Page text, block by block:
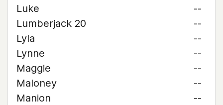
Luke
--
Lumberjack 20
--
Lyla
--
Lynne
--
Maggie
--
Maloney
--
Manion
--